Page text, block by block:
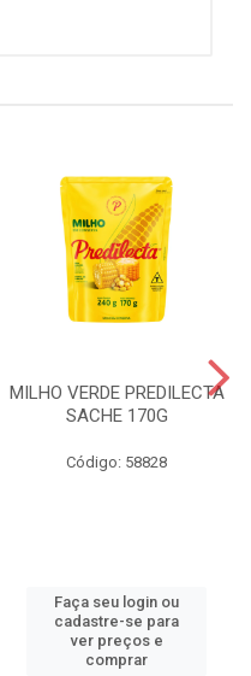
MILHO VERDE PREDILECTA
SACHE 170G
Código: 58828
Faça seu login ou
cadastre-se para
ver preços e
comprar